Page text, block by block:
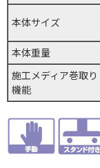
本体サイズ
本体重量
施工メディア巻取り
機能